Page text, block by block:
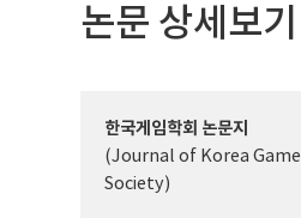
논문 상세보기
한국게임학회 논문지
(Journal of Korea Game
Society)